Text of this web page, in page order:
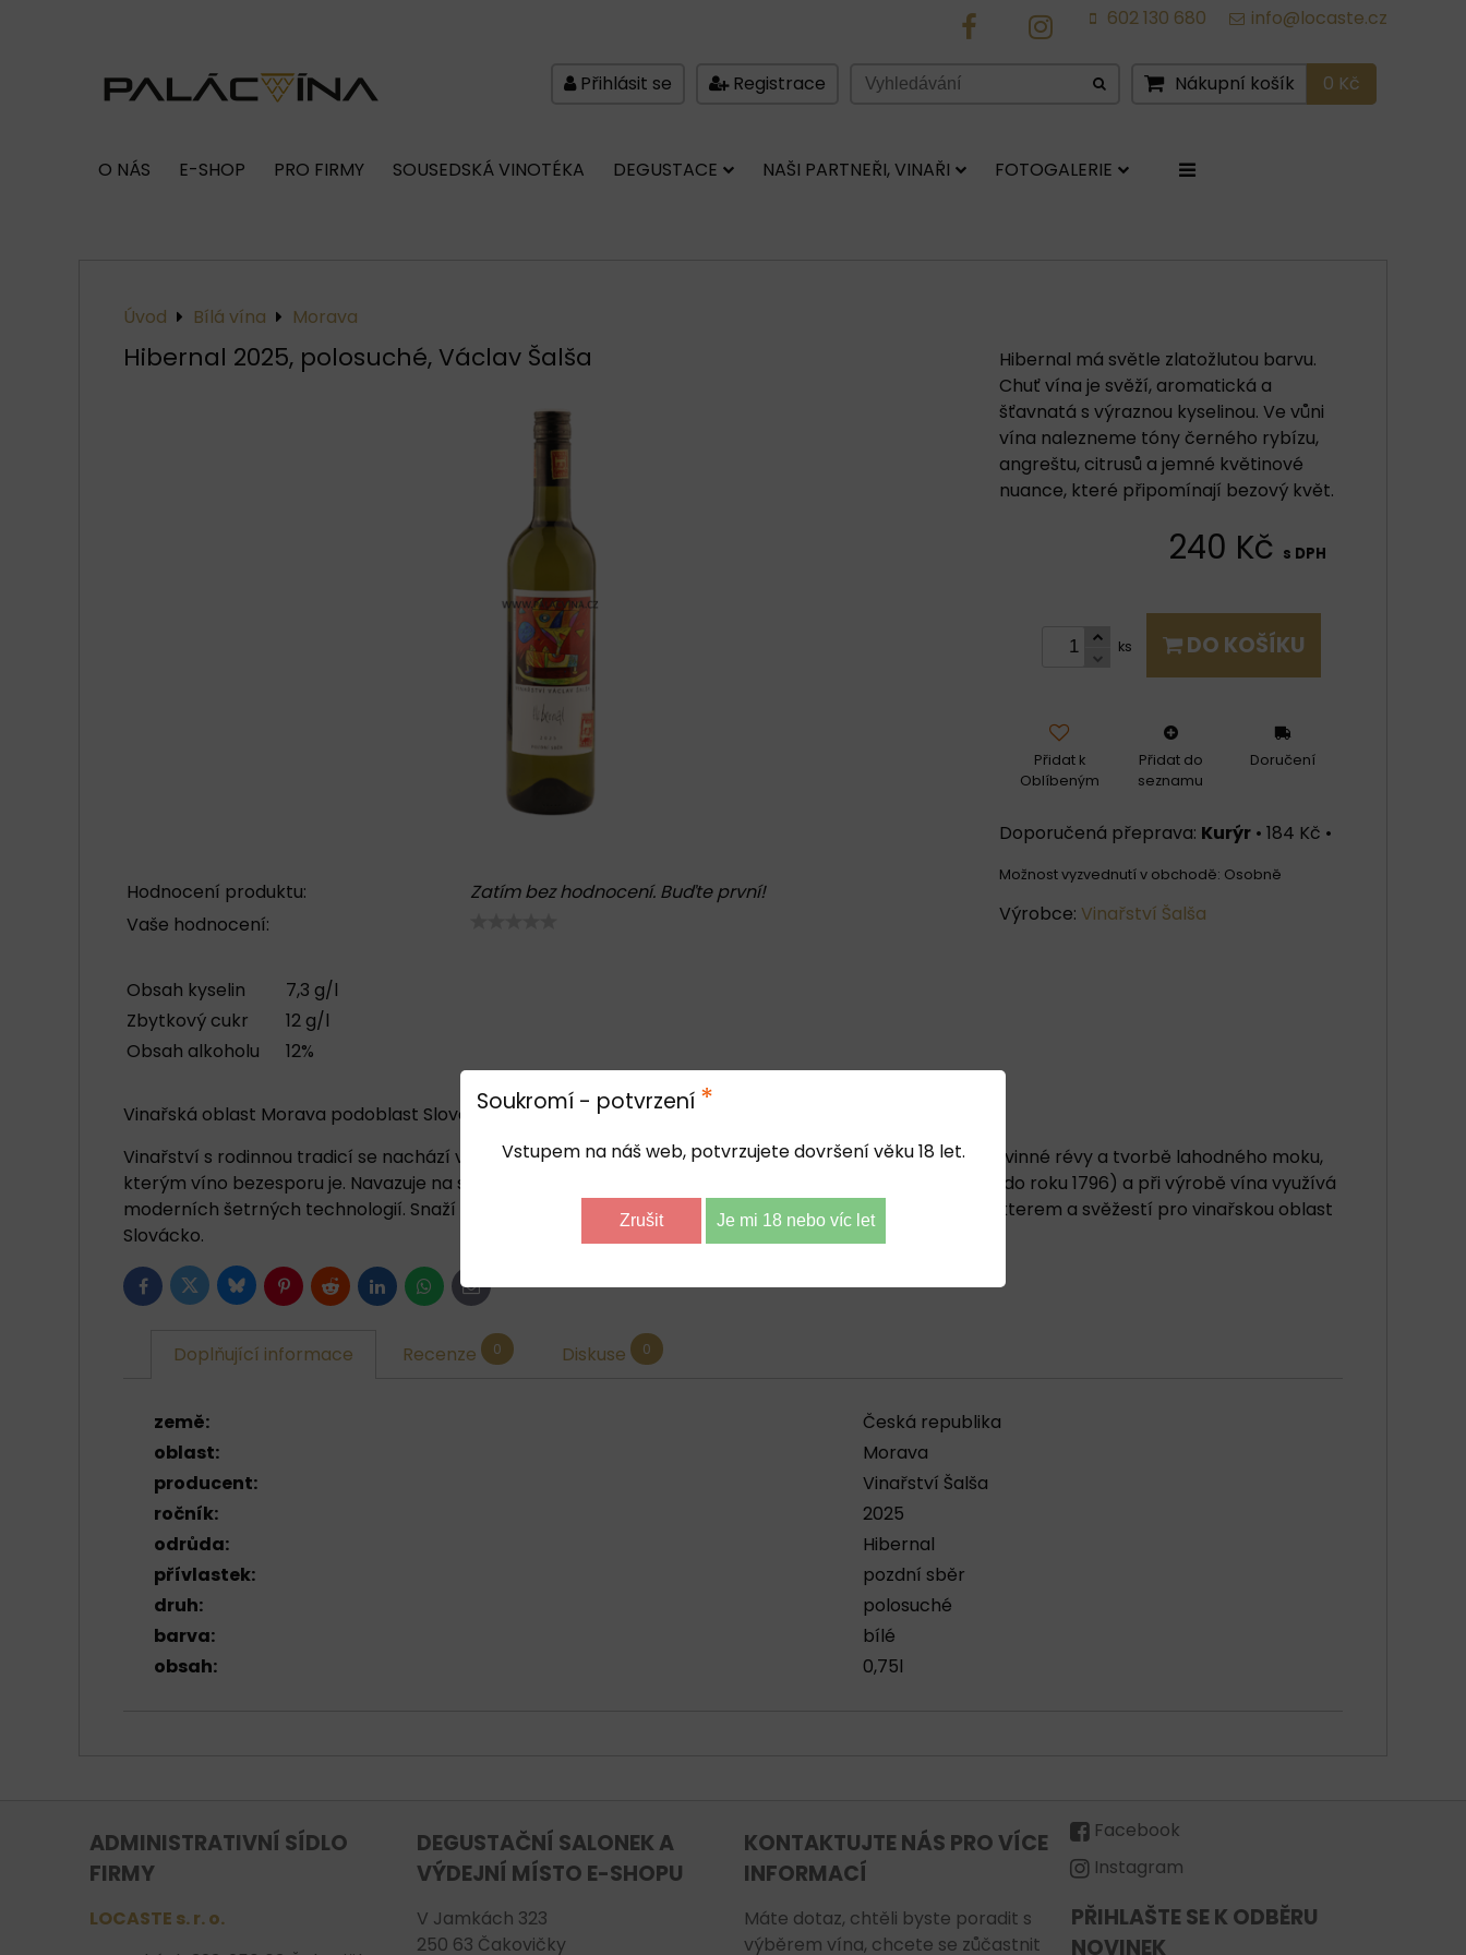
IG
602 130 680 info@locaste.cz
Přihlásit se Registrace Nákupní košík 0 Kč
O NÁS E-SHOP PRO FIRMY SOUSEDSKÁ VINOTÉKA DEGUSTACE NAŠI PARTNEŘI, VINAŘI FOTOGALERIE
Úvod Bílá vína Morava
Hibernal 2025, polosuché, Václav Šalša
Hodnocení produktu:
Zatím bez hodnocení. Buďte první!
Vaše hodnocení:
Hibernal má světle zlatožlutou barvu.
Chuť vína je svěží, aromatická a
šťavnatá s výraznou kyselinou. Ve vůni
vína nalezneme tóny černého rybízu,
angreštu, citrusů a jemné květinové
nuance, které připomínají bezový květ.
240 Kč s DPH
ks DO KOŠÍKU
Přidat k
Oblíbeným
Přidat do
seznamu
Doručení
Kurýr • 184 Kč •
Osobně
Výrobce: Vinařství Šalša
Obsah kyselin
7,3 g/l
Zbytkový cukr
12 g/l
Obsah alkoholu
12%
Vinařská oblast Morava podoblast Slovácká vinařská obec Hýsly viniční trať Moštěnsko.
Vinařství s rodinnou tradicí se nachází v obci Čeložnice u Kyjova. Oblast je jako stvořená pro pěstování vinné révy a tvorbě lahodného moku,
kterým víno bezesporu je. Navazuje na staré vinařské tradice v rodině (první dochované zmínky sahají do roku 1796) a při výrobě vína využívá
moderních šetrných technologií. Snaží se produkovat vysoce kvalitní odrůdová vína s typickým charakterem a svěžestí pro vinařskou oblast
Slovácko.
FacebookTwitterBlueskyPinterestRedditLinkedInWhatsApp
E-
mail
Doplňující informace Recenze 0 Diskuse 0
země:
Česká republika
oblast:
Morava
producent:
Vinařství Šalša
ročník:
2025
odrůda:
Hibernal
přívlastek:
pozdní sběr
druh:
polosuché
barva:
bílé
obsah:
0,75l
ADMINISTRATIVNÍ SÍDLO
FIRMY
LOCASTE s. r. o.
DEGUSTAČNÍ SALONEK A
VÝDEJNÍ MÍSTO E-SHOPU
V Jamkách 323
250 63 Čakovičky
KONTAKTUJTE NÁS PRO VÍCE
INFORMACÍ
Máte dotaz, chtěli byste poradit s
výběrem vína, chcete se zůčastnit
Facebook
Instagram
PŘIHLAŠTE SE K ODBĚRU
NOVINEK
Soukromí - potvrzení *
Vstupem na náš web, potvrzujete dovršení věku 18 let.
Zrušit Je mi 18 nebo víc let